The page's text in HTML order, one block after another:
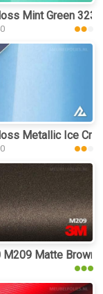
Mint Green
Metallic Ice
M209 Matte Brown